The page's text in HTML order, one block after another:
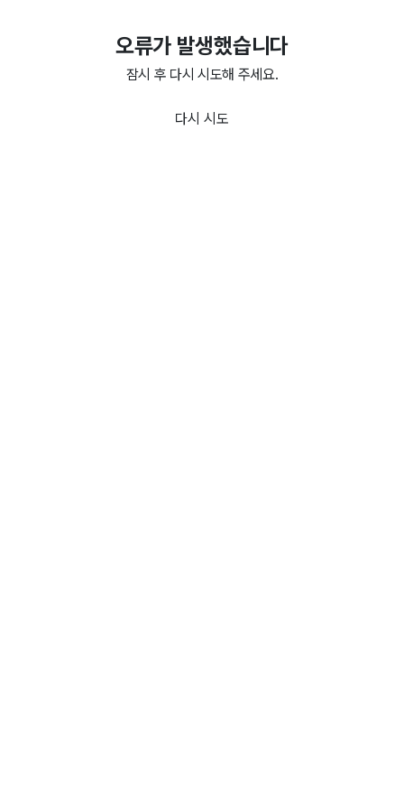
오류가 발생했습니다
잠시 후 다시 시도해 주세요.
다시 시도